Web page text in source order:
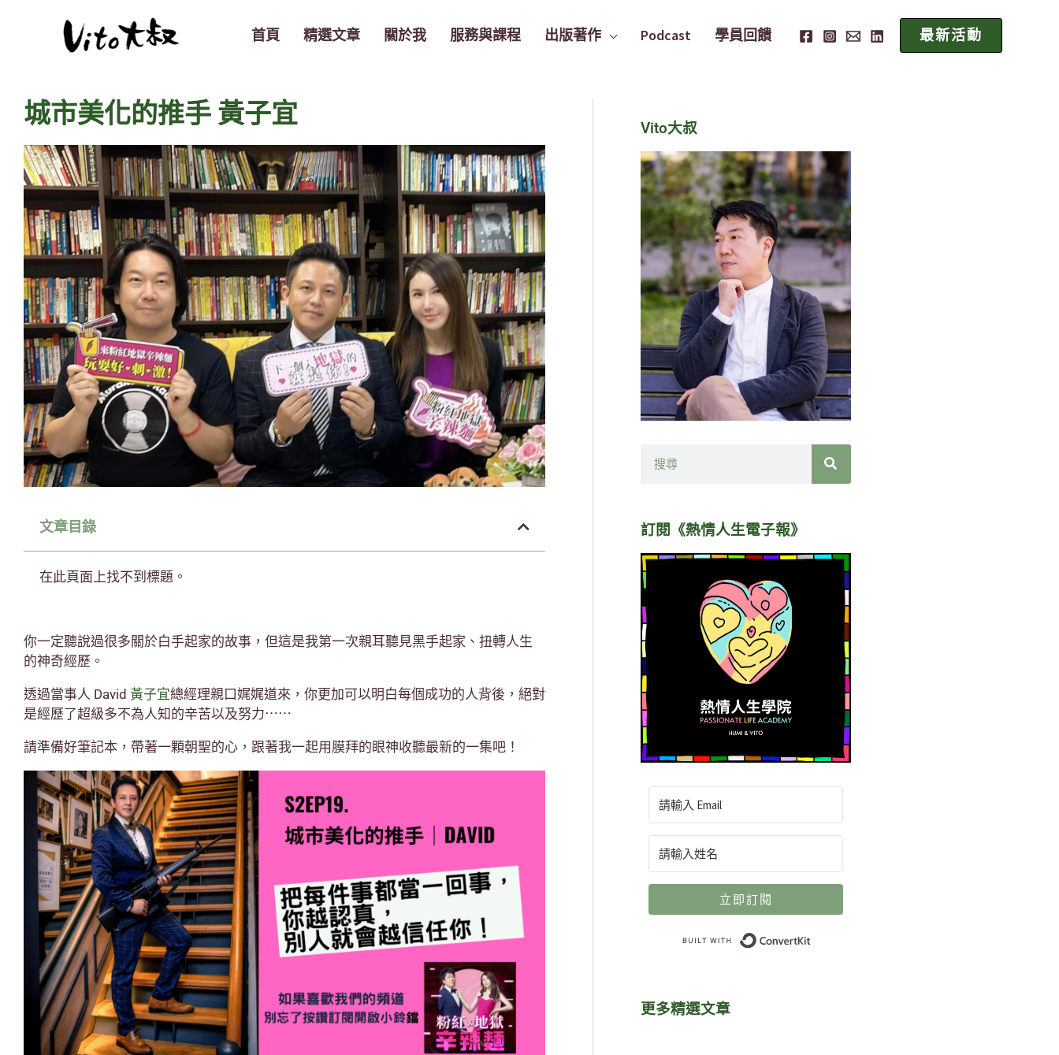
首頁 精選文章 關於我 服務與課程 出版著作 Podcast 學員回饋 最新活動
城市美化的推手 黃子宜
文章目錄
在此頁面上找不到標題。
你一定聽說過很多關於白手起家的故事，但這是我第一次親耳聽見黑手起家、扭轉人生
的神奇經歷。
透過當事人 David 黃子宜總經理親口娓娓道來，你更加可以明白每個成功的人背後，絕對
是經歷了超級多不為人知的辛苦以及努力⋯⋯
請準備好筆記本，帶著一顆朝聖的心，跟著我一起用膜拜的眼神收聽最新的一集吧！
Vito大叔
訂閱《熱情人生電子報》
立即訂閱
更多精選文章